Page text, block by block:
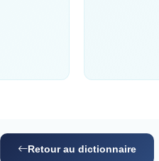
Retour au dictionnaire